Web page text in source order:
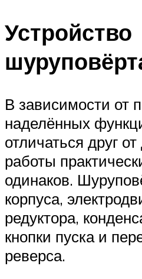
Устройство
В зависимости от
наделённых
отличаться друг
работы
одинаков.
корпуса,
редуктора,
кнопки пуска и
реверса.